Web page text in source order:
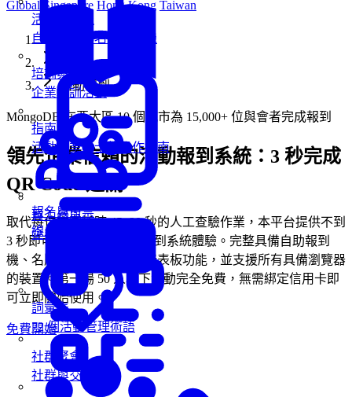
活動報到機
自助報到與名牌列印機
報名與售票
線上報名與售票
培訓與工作坊
企業培訓活動
員工參與
企業內部活動
社群聚會
社群與交流活動
指南
活動專業人士的操作指南
詞彙表
72 個活動管理術語
Global
Singapore Hong Kong Taiwan
活動報到
MongoDB 在亞太區 10 個城市為 15,000+ 位與會者完成報到
領先企業信賴的活動報到系統：3 秒完成
QR Code 通關
取代每位來賓耗時 45–90 秒的人工查驗作業，本平台提供不到
3 秒即可完成的高效電子報到系統體驗。完整具備自助報到
機、名牌即時列印與數據儀表板功能，並支援所有具備瀏覽器
的裝置。第一場 50 人以下活動完全免費，無需綁定信用卡即
可立即開始使用。
免費開始